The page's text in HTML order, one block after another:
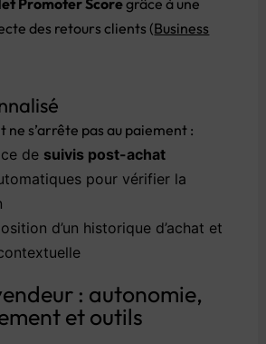
PromoterScoregrâceà une
des retoursclients (Business
ne s’arrête pas au paiement :
de suivis post-achat
pour vérifier la
d’un historique d’achat et
: autonomie,
etoutils